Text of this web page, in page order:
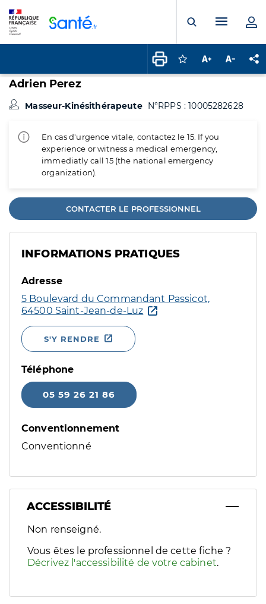
Ouvrir laMenu
Connectez-vous
Augmenter la
Adrien Perez
Masseur-Kinésithérapeute N°RPPS : 10005282628
En cas d'urgence vitale, contactez le 15. If you
experience or witness a medical emergency,
immediatly call 15 (the national emergency
organization).
CONTACTER LE PROFESSIONNEL
INFORMATIONS PRATIQUES
Adresse
5 Boulevard du Commandant Passicot,
64500 Saint-Jean-de-Luz
S'Y RENDRE
Téléphone
05 59 26 21 86
Conventionnement
Conventionné
ACCESSIBILITÉ
Filtres
Sélectionnez un ou plusieurs handicaps/besoins
Non renseigné.
Vous êtes le professionnel de cette fiche ?
Décrivez l'accessibilité de votre cabinet.